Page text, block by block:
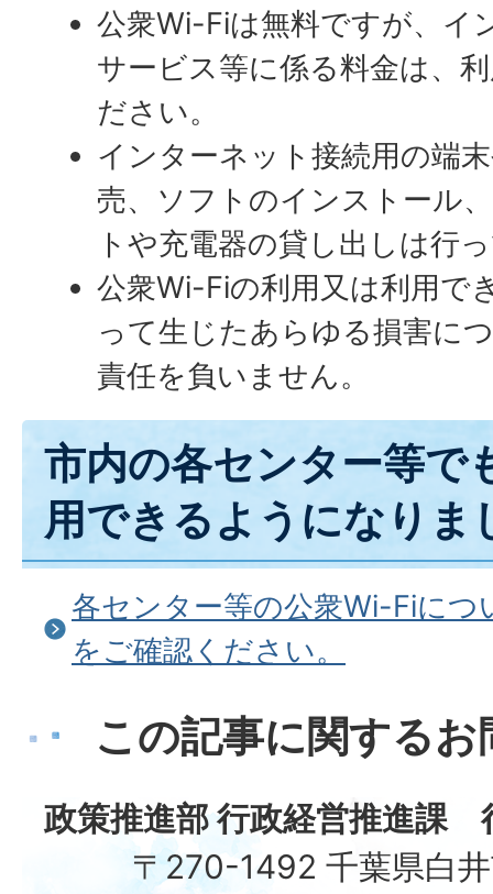
公衆Wi-Fiは無料ですが、イ
サービス等に係る料金は、
ださい。
インターネット接続用の端
売、ソフトのインストール
トや充電器の貸し出しは行
公衆Wi-Fiの利用又は利用で
って生じたあらゆる損害に
責任を負いません。
市内の各センター等で
用できるようになりま
各センター等の公衆Wi-Fiに
をご確認ください。
この記事に関する
政策推進部 行政経営推進課
〒270-1492 千葉県白